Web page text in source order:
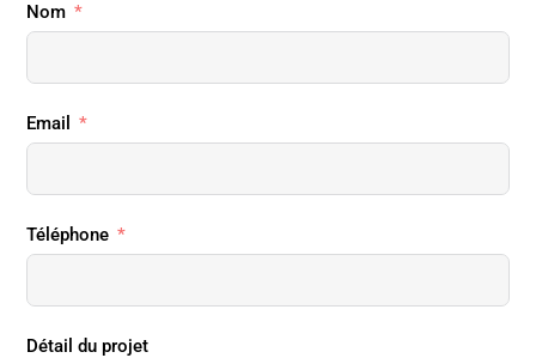
Nom
Email
Téléphone
Détail du projet